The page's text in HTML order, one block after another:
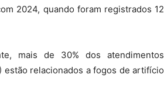
2024, quando foram registrados 12
mais de 30% dos atendimentos
estão relacionados a fogos de artifício